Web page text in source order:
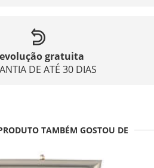
gratuita
DE ATÉ 30 DIAS
TAMBÉM GOSTOU DE